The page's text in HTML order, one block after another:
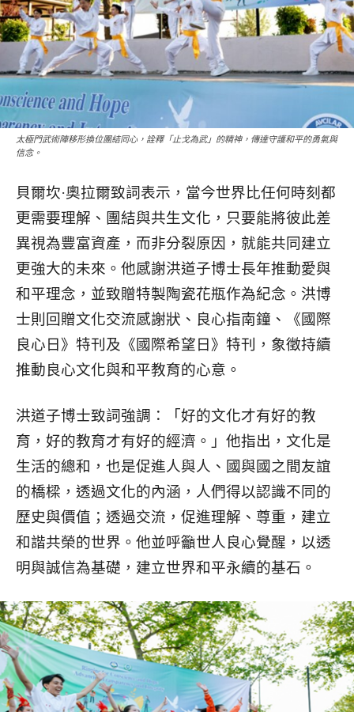
太極門武術陣移形換位團結同心，詮釋「止戈為武」的精神，傳達守護和平的勇氣與
信念。
貝爾坎·奧拉爾致詞表示，當今世界比任何時刻都
更需要理解、團結與共生文化，只要能將彼此差
異視為豐富資產，而非分裂原因，就能共同建立
更強大的未來。他感謝洪道子博士長年推動愛與
和平理念，並致贈特製陶瓷花瓶作為紀念。洪博
士則回贈文化交流感謝狀、良心指南鐘、《國際
良心日》特刊及《國際希望日》特刊，象徵持續
推動良心文化與和平教育的心意。
洪道子博士致詞強調：「好的文化才有好的教
育，好的教育才有好的經濟。」他指出，文化是
生活的總和，也是促進人與人、國與國之間友誼
的橋樑，透過文化的內涵，人們得以認識不同的
歷史與價值；透過交流，促進理解、尊重，建立
和諧共榮的世界。他並呼籲世人良心覺醒，以透
明與誠信為基礎，建立世界和平永續的基石。